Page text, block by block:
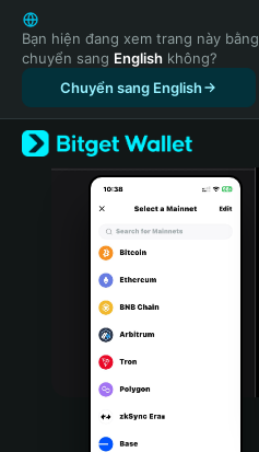
English
日本語
Tiếng Việt
Русский
Español (Latinoamérica)
Türkçe
Italiano
Português (Portugal)
Bahasa Indonesia
Bạn hiện đang xem trang này bằng
chuyển sang English không?
Chuyển sang English